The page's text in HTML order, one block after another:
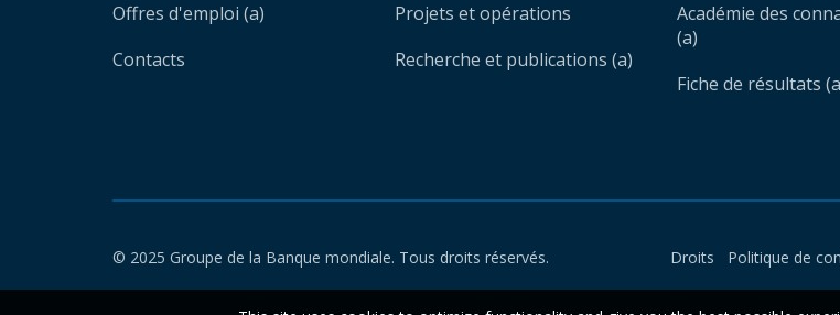
Offres d'emploi (a)
Contacts
Projets et opérations
Recherche et publications (a)
Académie des
(a)
Fiche de résultats
© 2025 Groupe de la Banque mondiale. Tous droits réservés. Droits Politique de